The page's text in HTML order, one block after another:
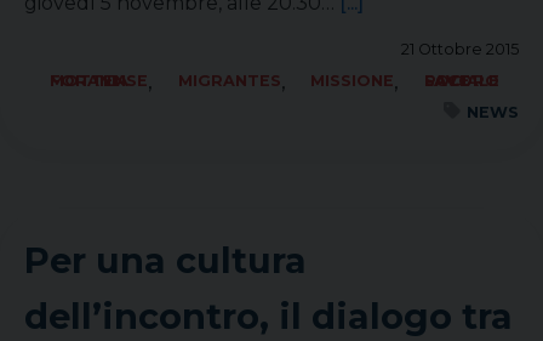
21 Ottobre 2015
FORANIA MOTTENSE, MIGRANTES, MISSIONE,
SOCIALE LAVORO PACE
NEWS
Per una cultura
dell’incontro, il dialogo tra